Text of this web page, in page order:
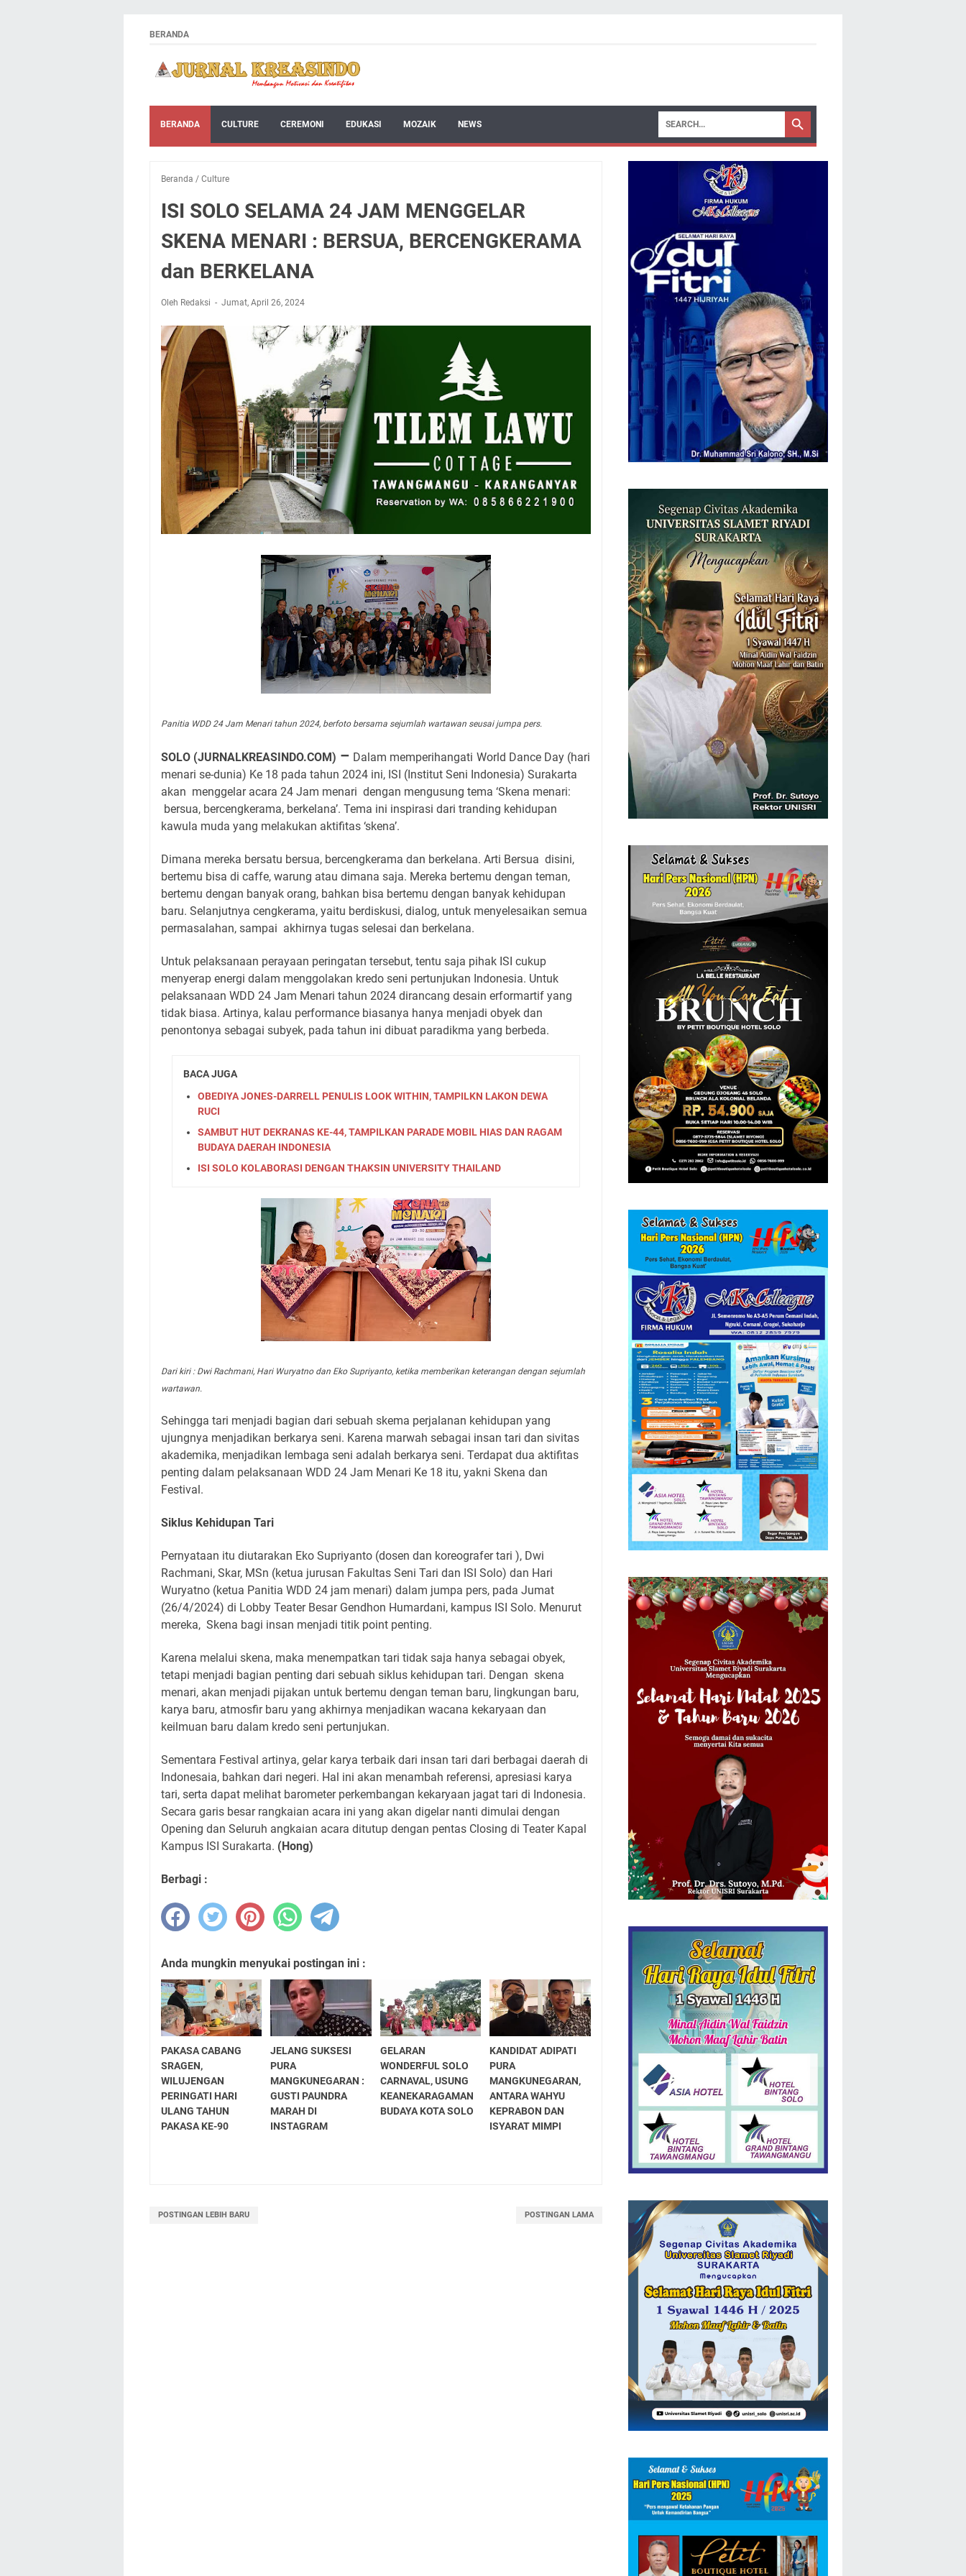
BERANDA
BERANDA CULTURE CEREMONI EDUKASI MOZAIK NEWS
Beranda / Culture
ISI SOLO SELAMA 24 JAM MENGGELAR
SKENA MENARI : BERSUA, BERCENGKERAMA
dan BERKELANA
Oleh Redaksi Jumat, April 26, 2024
Panitia WDD 24 Jam Menari tahun 2024, berfoto bersama sejumlah wartawan seusai jumpa pers.
SOLO (JURNALKREASINDO.COM) – Dalam memperihangati World Dance Day (hari
menari se-dunia) Ke 18 pada tahun 2024 ini, ISI (Institut Seni Indonesia) Surakarta
akan menggelar acara 24 Jam menari dengan mengusung tema ‘Skena menari:
bersua, bercengkerama, berkelana’. Tema ini inspirasi dari tranding kehidupan
kawula muda yang melakukan aktifitas ‘skena’.
Dimana mereka bersatu bersua, bercengkerama dan berkelana. Arti Bersua disini,
bertemu bisa di caffe, warung atau dimana saja. Mereka bertemu dengan teman,
bertemu dengan banyak orang, bahkan bisa bertemu dengan banyak kehidupan
baru. Selanjutnya cengkerama, yaitu berdiskusi, dialog, untuk menyelesaikan semua
permasalahan, sampai akhirnya tugas selesai dan berkelana.
Untuk pelaksanaan perayaan peringatan tersebut, tentu saja pihak ISI cukup
menyerap energi dalam menggolakan kredo seni pertunjukan Indonesia. Untuk
pelaksanaan WDD 24 Jam Menari tahun 2024 dirancang desain erformartif yang
tidak biasa. Artinya, kalau performance biasanya hanya menjadi obyek dan
penontonya sebagai subyek, pada tahun ini dibuat paradikma yang berbeda.
BACA JUGA
OBEDIYA JONES-DARRELL PENULIS LOOK WITHIN, TAMPILKN LAKON DEWA
RUCI
SAMBUT HUT DEKRANAS KE-44, TAMPILKAN PARADE MOBIL HIAS DAN RAGAM
BUDAYA DAERAH INDONESIA
ISI SOLO KOLABORASI DENGAN THAKSIN UNIVERSITY THAILAND
Dari kiri : Dwi Rachmani, Hari Wuryatno dan Eko Supriyanto, ketika memberikan keterangan dengan sejumlah
wartawan.
Sehingga tari menjadi bagian dari sebuah skema perjalanan kehidupan yang
ujungnya menjadikan berkarya seni. Karena marwah sebagai insan tari dan sivitas
akademika, menjadikan lembaga seni adalah berkarya seni. Terdapat dua aktifitas
penting dalam pelaksanaan WDD 24 Jam Menari Ke 18 itu, yakni Skena dan
Festival.
Siklus Kehidupan Tari
Pernyataan itu diutarakan Eko Supriyanto (dosen dan koreografer tari ), Dwi
Rachmani, Skar, MSn (ketua jurusan Fakultas Seni Tari dan ISI Solo) dan Hari
Wuryatno (ketua Panitia WDD 24 jam menari) dalam jumpa pers, pada Jumat
(26/4/2024) di Lobby Teater Besar Gendhon Humardani, kampus ISI Solo. Menurut
mereka, Skena bagi insan menjadi titik point penting.
Karena melalui skena, maka menempatkan tari tidak saja hanya sebagai obyek,
tetapi menjadi bagian penting dari sebuah siklus kehidupan tari. Dengan skena
menari, akan menjadi pijakan untuk bertemu dengan teman baru, lingkungan baru,
karya baru, atmosfir baru yang akhirnya menjadikan wacana kekaryaan dan
keilmuan baru dalam kredo seni pertunjukan.
Sementara Festival artinya, gelar karya terbaik dari insan tari dari berbagai daerah di
Indonesaia, bahkan dari negeri. Hal ini akan menambah referensi, apresiasi karya
tari, serta dapat melihat barometer perkembangan kekaryaan jagat tari di Indonesia.
Secara garis besar rangkaian acara ini yang akan digelar nanti dimulai dengan
Opening dan Seluruh angkaian acara ditutup dengan pentas Closing di Teater Kapal
Kampus ISI Surakarta. (Hong)
Berbagi :
Anda mungkin menyukai postingan ini :
PAKASA CABANG
SRAGEN,
WILUJENGAN
PERINGATI HARI
ULANG TAHUN
PAKASA KE-90
JELANG SUKSESI
PURA
MANGKUNEGARAN :
GUSTI PAUNDRA
MARAH DI
INSTAGRAM
GELARAN
WONDERFUL SOLO
CARNAVAL, USUNG
KEANEKARAGAMAN
BUDAYA KOTA SOLO
KANDIDAT ADIPATI
PURA
MANGKUNEGARAN,
ANTARA WAHYU
KEPRABON DAN
ISYARAT MIMPI
POSTINGAN LEBIH BARU POSTINGAN LAMA